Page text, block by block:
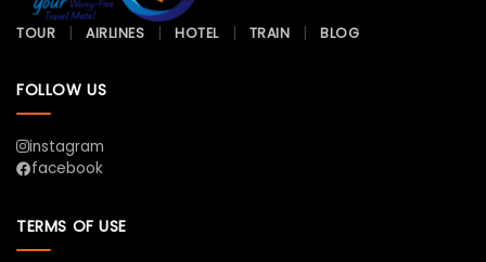
TOUR AIRLINES HOTEL TRAIN BLOG
FOLLOW US
instagram
facebook
TERMS OF USE